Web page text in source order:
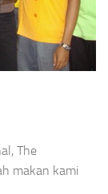
The
makan kami